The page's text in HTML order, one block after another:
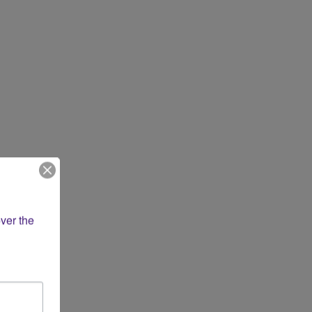
the